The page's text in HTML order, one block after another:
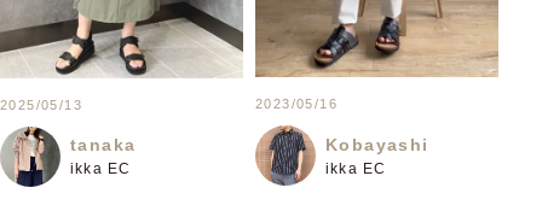
2025/05/13
tanaka
ikka EC
2023/05/16
Kobayashi
ikka EC